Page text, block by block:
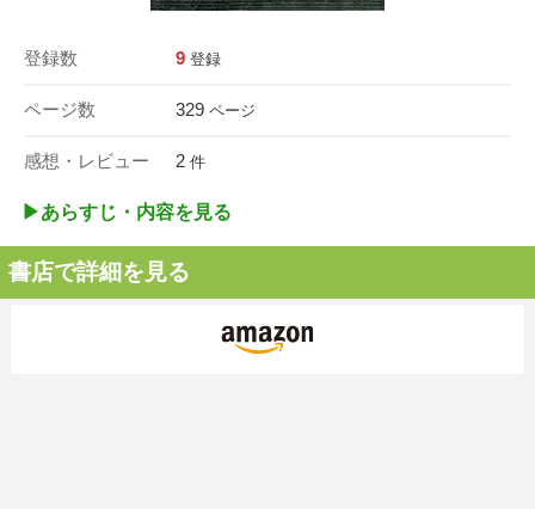
登録数 9 登録
ページ数 329 ページ
感想・レビュー 2 件
▶︎あらすじ・内容を見る
書店で詳細を見る